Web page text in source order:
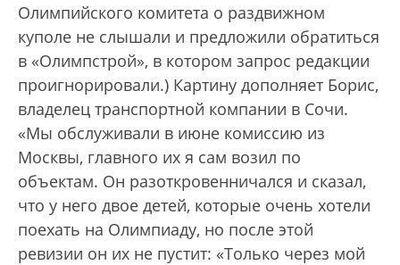
Олимпийского комитета о раздвижном
куполе не слышали и предложили обратиться
в «Олимпстрой», в котором запрос редакции
проигнорировали.) Картину дополняет Борис,
владелец транспортной компании в Сочи.
«Мы обслуживали в июне комиссию из
Москвы, главного их я сам возил по
объектам. Он разоткровенничался и сказал,
что у него двое детей, которые очень хотели
поехать на Олимпиаду, но после этой
ревизии он их не пустит: «Только через мой